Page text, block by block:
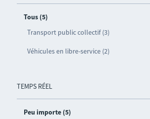
Tous (5)
Transport public collectif (3)
Véhicules en libre-service (2)
TEMPS RÉEL
Peu importe (5)